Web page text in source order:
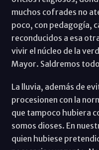
muchos cofrades no
poco, con pedagogía,
reconducidos a esa
vivir el núcleo de la
Mayor. Saldremos
La lluvia, además de
procesionen con la
que tampoco hubiera
somos dioses. En
quien hubiese